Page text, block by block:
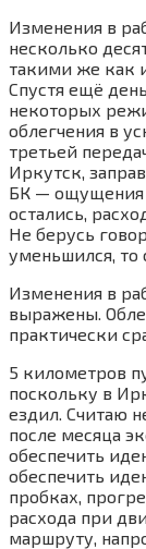
Изменения в
несколько
такими же как
Спустя ещё
некоторых
облегчения в
третьей
Иркутск,
БК — ощущения
остались,
Не берусь
уменьшился, то
Изменения в
выражены.
практически
5 километров
поскольку в
ездил. Считаю
после месяца
обеспечить
обеспечить
пробках,
расхода при
маршруту,